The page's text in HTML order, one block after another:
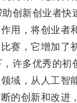
新创业者快
，将创业者和
，它增加了初
多优秀的初
，从人工智能
创新和改进，